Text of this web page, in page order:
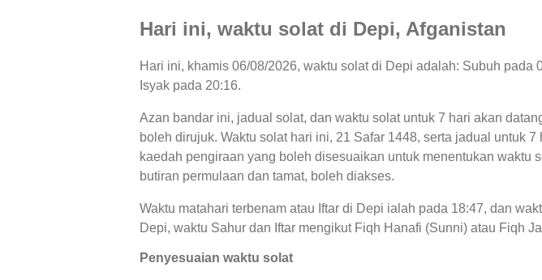
Hari ini, waktu solat di Depi, Afganistan
Hari ini, khamis 06/08/2026, waktu solat di Depi adalah: Subuh
Isyak pada 20:16.
Azan bandar ini, jadual solat, dan waktu solat untuk 7 hari akan
boleh dirujuk. Waktu solat hari ini, 21 Safar 1448, serta jadual untuk
kaedah pengiraan yang boleh disesuaikan untuk menentukan
butiran permulaan dan tamat, boleh diakses.
Waktu matahari terbenam atau Iftar di Depi ialah pada 18:47, dan
Depi, waktu Sahur dan Iftar mengikut Fiqh Hanafi (Sunni) atau Fiqh
Penyesuaian waktu solat